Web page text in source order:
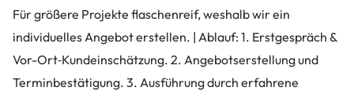
Für größere Projekte flaschenreif, weshalb wir ein
individuelles Angebot erstellen. | Ablauf: 1. Erstgespräch &
Vor-Ort‑Kundeinschätzung. 2. Angebotserstellung und
Terminbestätigung. 3. Ausführung durch erfahrene